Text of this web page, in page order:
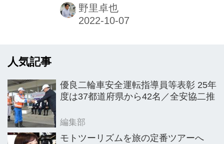
ド」にリニューアル。アドベンチャー
モデルのオーナーに特化した『ファン
野里卓也
人気記事
優良二輪車安全運転指導員等表彰 25年
度は37都道府県から42名／全安協二推
編集部
モトツーリズムを旅の定番ツアーへ